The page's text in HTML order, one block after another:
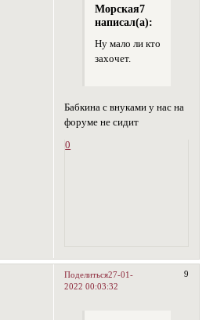
Морская7
написал(а):
Ну мало ли кто
захочет.
Бабкина с внуками у нас на
форуме не сидит
0
Поделиться 9
27-01-
2022 00:03:32